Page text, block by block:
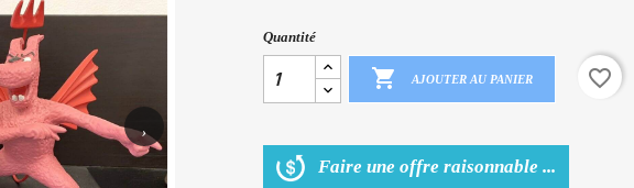
›
Quantité
 AJOUTER AU PANIER favorite_border
Faire une offre raisonnable ...